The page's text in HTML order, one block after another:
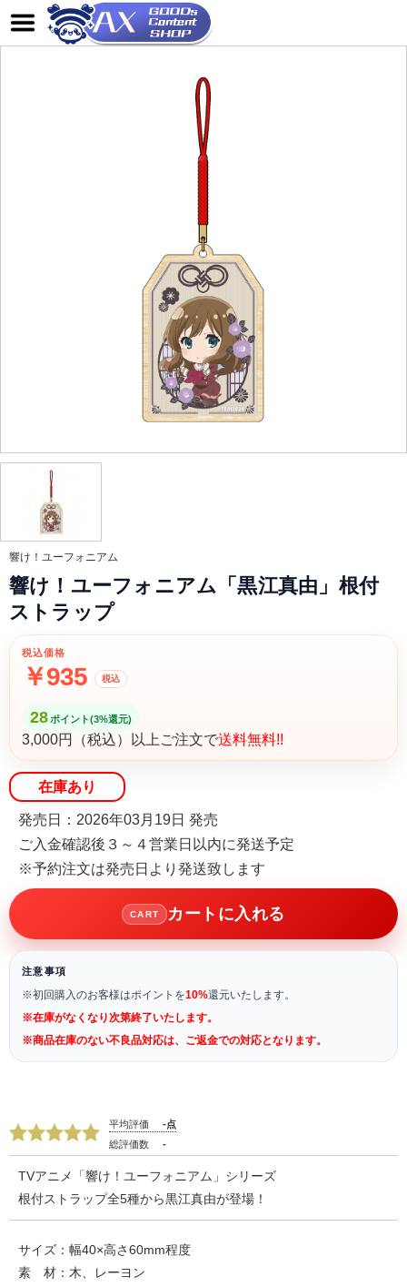
響け！ユーフォニアム
響け！ユーフォニアム「黒江真由」根付
ストラップ
税込価格
￥935 税込
28 ポイント(3%還元)
3,000円（税込）以上ご注文で送料無料!!
在庫あり
発売日：2026年03月19日 発売
ご入金確認後３～４営業日以内に発送予定
※予約注文は発売日より発送致します
CART カートに入れる
注意事項
※初回購入のお客様はポイントを10%還元いたします。
※在庫がなくなり次第終了いたします。
※商品在庫のない不良品対応は、ご返金での対応となります。
平均評価
-点
総評価数
-
TVアニメ「響け！ユーフォニアム」シリーズ
根付ストラップ全5種から黒江真由が登場！
サイズ：幅40×高さ60mm程度
素 材：木、レーヨン